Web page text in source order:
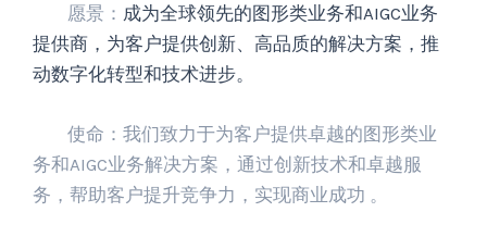
愿景： 成为全球领先的图形类业务和AIGC业务
提供商，为客户提供创新、高品质的解决方案，推
动数字化转型和技术进步。
使命：我们致力于为客户提供卓越的图形类业
务和AIGC业务解决方案，通过创新技术和卓越服
务，帮助客户提升竞争力，实现商业成功 。